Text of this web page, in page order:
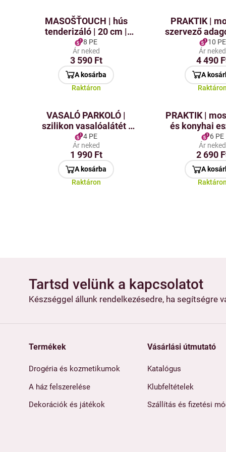
MASOŠŤOUCH | hús
tenderizáló | 20 cm |
puhább és szaftosabb
hús erőfeszítés nélkül
8 PE
Ár neked
3 590 Ft
A kosárba
Raktáron
PRAKTIK |
szervező
kefe- és
10 PE
Ár neked
4 490
A
Raktáron
VASALÓ PARKOLÓ |
szilikon vasalóalátét |
rózsaszín
4 PE
Ár neked
1 990 Ft
A kosárba
Raktáron
PRAKTIK |
és konyhai
állvány
6 PE
Ár neked
2 690
A
Raktáron
Tartsd velünk a kapcsolatot
Készséggel állunk rendelkezésedre, ha segítségre
Termékek
Drogéria és kozmetikumok
A ház felszerelése
Dekorációk és játékok
Vásárlási útmutató
Katalógus
Klubfeltételek
Szállítás és fizetési